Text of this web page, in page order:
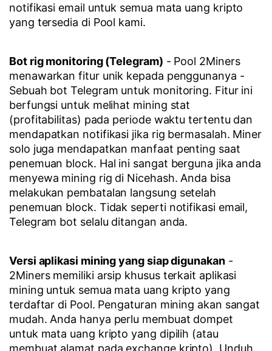
notifikasi email untuk semua mata uang kripto
yang tersedia di Pool kami.
Bot rig monitoring (Telegram) - Pool 2Miners
menawarkan fitur unik kepada penggunanya -
Sebuah bot Telegram untuk monitoring. Fitur ini
berfungsi untuk melihat mining stat
(profitabilitas) pada periode waktu tertentu dan
mendapatkan notifikasi jika rig bermasalah. Miner
solo juga mendapatkan manfaat penting saat
penemuan block. Hal ini sangat berguna jika anda
menyewa mining rig di Nicehash. Anda bisa
melakukan pembatalan langsung setelah
penemuan block. Tidak seperti notifikasi email,
Telegram bot selalu ditangan anda.
Versi aplikasi mining yang siap digunakan-
2Miners memiliki arsip khusus terkait aplikasi
mining untuk semua mata uang kripto yang
terdaftar di Pool. Pengaturan mining akan sangat
mudah. Anda hanya perlu membuat dompet
untuk mata uang kripto yang dipilih (atau
membuat alamat pada exchange kripto), Unduh